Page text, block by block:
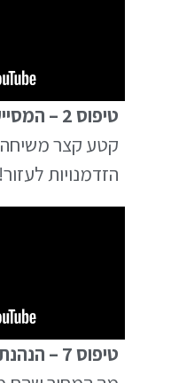
טיפוס 2 – המסייע
הזדמנויות לעזור!
טיפוס 7 – הנהנתן